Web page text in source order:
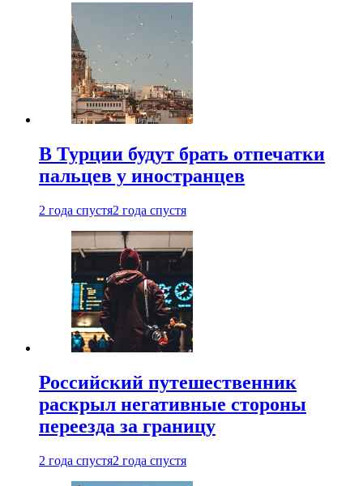
В Турции будут брать отпечатки
пальцев у иностранцев
2 года спустя2 года спустя
Российский путешественник
раскрыл негативные стороны
переезда за границу
2 года спустя2 года спустя